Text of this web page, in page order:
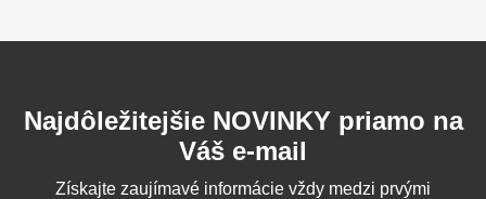
Najdôležitejšie NOVINKY priamo na
Váš e-mail
Získajte zaujímavé informácie vždy medzi prvými